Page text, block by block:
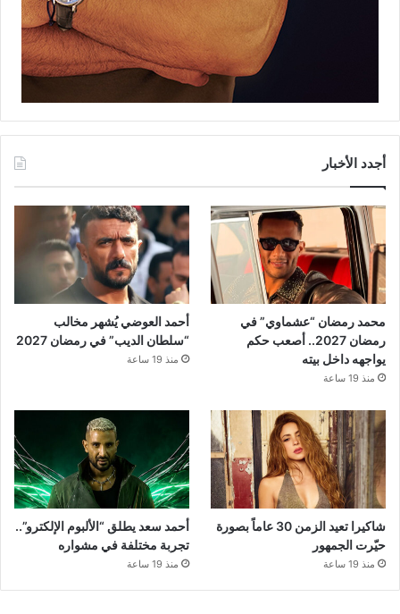
أجدد الأخبار
محمد رمضان “عشماوي” في
رمضان 2027.. أصعب حكم
يواجهه داخل بيته
منذ 19 ساعة
أحمد العوضي يُشهر مخالب
“سلطان الديب” في رمضان 2027
منذ 19 ساعة
شاكيرا تعيد الزمن 30 عاماً بصورة
حيّرت الجمهور
منذ 19 ساعة
أحمد سعد يطلق “الألبوم الإلكترو”..
تجربة مختلفة في مشواره
منذ 19 ساعة